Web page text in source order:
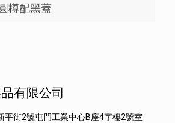
樽配黑蓋
有限公司
平街2號屯門工業中心B座4字樓2號室